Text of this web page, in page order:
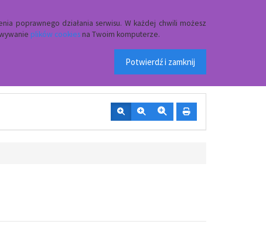
poprawnego działania serwisu. W każdej chwili możesz
plików cookies na Twoim komputerze.
Potwierdź i zamknij
w Czerwinie